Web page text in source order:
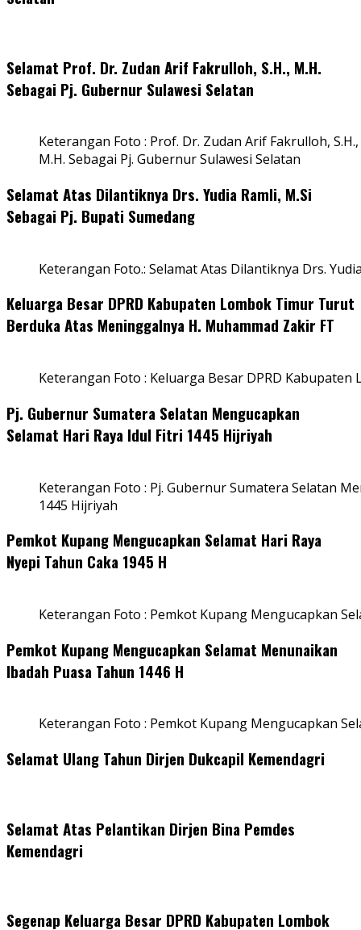
Selamat Prof. Dr. Zudan Arif Fakrulloh, S.H., M.H.
Sebagai Pj. Gubernur Sulawesi Selatan
Keterangan Foto : Prof. Dr. Zudan Arif Fakrulloh, S.H.,
M.H. Sebagai Pj. Gubernur Sulawesi Selatan
Selamat Atas Dilantiknya Drs. Yudia Ramli, M.Si
Sebagai Pj. Bupati Sumedang
Keterangan Foto.: Selamat Atas Dilantiknya Drs.
Keluarga Besar DPRD Kabupaten Lombok Timur Turut
Berduka Atas Meninggalnya H. Muhammad Zakir FT
Keterangan Foto : Keluarga Besar DPRD
Pj. Gubernur Sumatera Selatan Mengucapkan
Selamat Hari Raya Idul Fitri 1445 Hijriyah
Keterangan Foto : Pj. Gubernur Sumatera Selatan
1445 Hijriyah
Pemkot Kupang Mengucapkan Selamat Hari Raya
Nyepi Tahun Caka 1945 H
Keterangan Foto : Pemkot Kupang Mengucapkan
Pemkot Kupang Mengucapkan Selamat Menunaikan
Ibadah Puasa Tahun 1446 H
Keterangan Foto : Pemkot Kupang Mengucapkan
Selamat Ulang Tahun Dirjen Dukcapil Kemendagri
Selamat Atas Pelantikan Dirjen Bina Pemdes
Kemendagri
Segenap Keluarga Besar DPRD Kabupaten Lombok